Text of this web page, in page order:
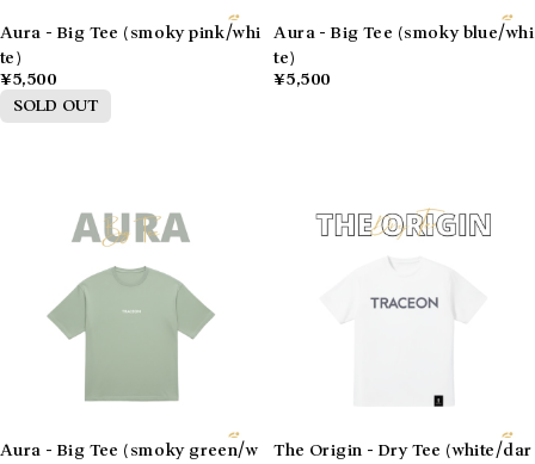
Aura - Big Tee (smoky pink/whi
te)
¥5,500
SOLD OUT
Aura - Big Tee (smoky blue/whi
te)
¥5,500
Aura - Big Tee (smoky green/w
The Origin - Dry Tee (white/dar